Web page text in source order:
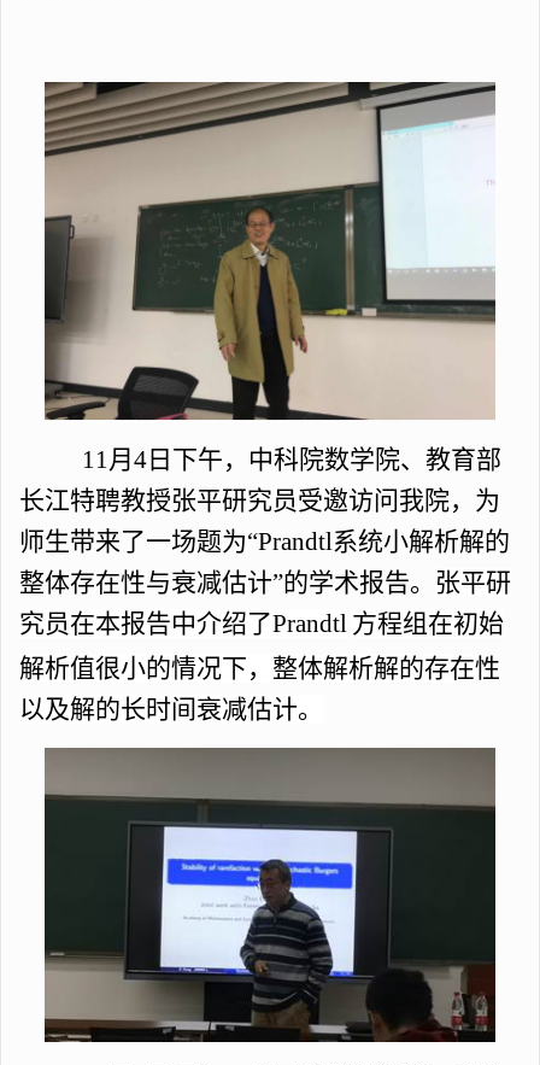
11月4日下午，中科院数学院、教育部
长江特聘教授张平研究员受邀访问我院，为
师生带来了一场题为“Prandtl系统小解析解的
整体存在性与衰减估计”的学术报告。 张平研
究员在本报告中介绍了Prandtl 方程组在初始
解析值很小的情况下，整体解析解的存在性
以及解的长时间衰减估计。